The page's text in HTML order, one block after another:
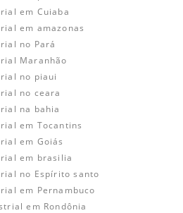
em Cuiaba
em amazonas
no Pará
Maranhão
no piaui
no ceara
na bahia
em Tocantins
em Goiás
em brasilia
no Espírito santo
em Pernambuco
em Rondônia